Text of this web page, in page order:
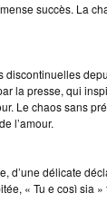
succès. La
la presse, qui
Le chaos sans
l’amour.
délicate
« Tu e così sia